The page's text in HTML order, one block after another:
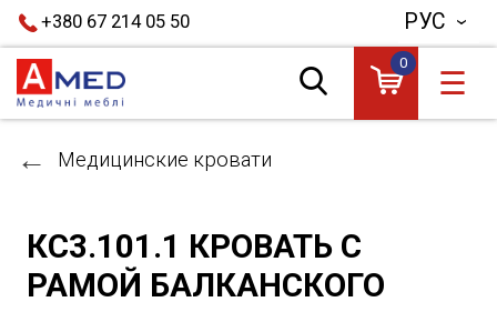
+380 67 214 05 50 РУС
0
☰
Медицинские кровати
КС3.101.1 КРОВАТЬ С
РАМОЙ БАЛКАНСКОГО